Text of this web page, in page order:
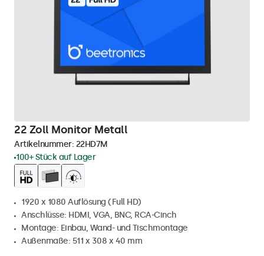
22 Zoll Monitor Metall
Artikelnummer: 22HD7M
100+ Stück auf Lager
1920 x 1080 Auflösung (Full HD)
Anschlüsse: HDMI, VGA, BNC, RCA-Cinch
Montage: Einbau, Wand- und Tischmontage
Außenmaße: 511 x 308 x 40 mm